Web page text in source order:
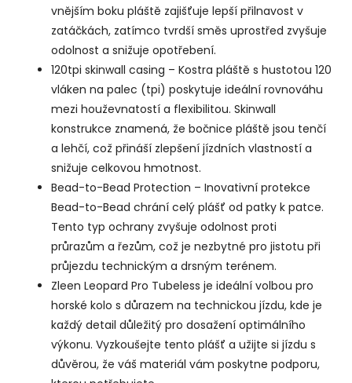
vnějším boku pláště zajišťuje lepší přilnavost v
zatáčkách, zatímco tvrdší směs uprostřed zvyšuje
odolnost a snižuje opotřebení.
120tpi skinwall casing – Kostra pláště s hustotou 120
vláken na palec (tpi) poskytuje ideální rovnováhu
mezi houževnatostí a flexibilitou. Skinwall
konstrukce znamená, že bočnice pláště jsou tenčí
a lehčí, což přináší zlepšení jízdních vlastností a
snižuje celkovou hmotnost.
Bead-to-Bead Protection – Inovativní protekce
Bead-to-Bead chrání celý plášť od patky k patce.
Tento typ ochrany zvyšuje odolnost proti
průrazům a řezům, což je nezbytné pro jistotu při
průjezdu technickým a drsným terénem.
Zleen Leopard Pro Tubeless je ideální volbou pro
horské kolo s důrazem na technickou jízdu, kde je
každý detail důležitý pro dosažení optimálního
výkonu. Vyzkoušejte tento plášť a užijte si jízdu s
důvěrou, že váš materiál vám poskytne podporu,